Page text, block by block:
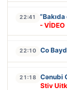
22:41
- VİDEO
22:10 Co
21:18 Cənubi
Stiv